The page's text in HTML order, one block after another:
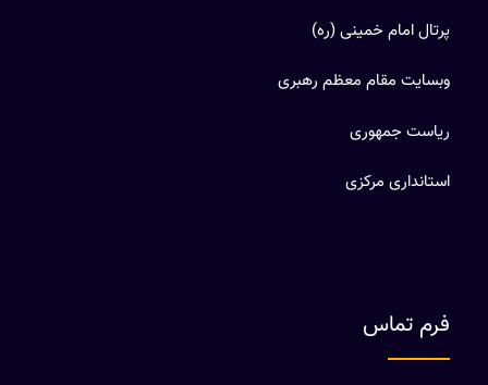
پرتال امام خمینی (ره)
وبسایت مقام معظم رهبری
ریاست جمهوری
استانداری مرکزی
فرم تماس